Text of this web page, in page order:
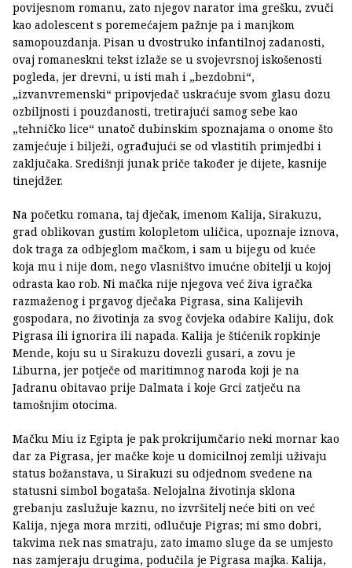
povijesnom romanu, zato njegov narator ima grešku, zvuči
kao adolescent s poremećajem pažnje pa i manjkom
samopouzdanja. Pisan u dvostruko infantilnoj zadanosti,
ovaj romaneskni tekst izlaže se u svojevrsnoj iskošenosti
pogleda, jer drevni, u isti mah i „bezdobni“,
„izvanvremenski“ pripovjedač uskraćuje svom glasu dozu
ozbiljnosti i pouzdanosti, tretirajući samog sebe kao
„tehničko lice“ unatoč dubinskim spoznajama o onome što
zamjećuje i bilježi, ograđujući se od vlastitih primjedbi i
zaključaka. Središnji junak priče također je dijete, kasnije
tinejdžer.
Na početku romana, taj dječak, imenom Kalija, Sirakuzu,
grad oblikovan gustim kolopletom uličica, upoznaje iznova,
dok traga za odbjeglom mačkom, i sam u bijegu od kuće
koja mu i nije dom, nego vlasništvo imućne obitelji u kojoj
odrasta kao rob. Ni mačka nije njegova već živa igračka
razmaženog i prgavog dječaka Pigrasa, sina Kalijevih
gospodara, no životinja za svog čovjeka odabire Kaliju, dok
Pigrasa ili ignorira ili napada. Kalija je štićenik ropkinje
Mende, koju su u Sirakuzu dovezli gusari, a zovu je
Liburna, jer potječe od maritimnog naroda koji je na
Jadranu obitavao prije Dalmata i koje Grci zatječu na
tamošnjim otocima.
Mačku Miu iz Egipta je pak prokrijumčario neki mornar kao
dar za Pigrasa, jer mačke koje u domicilnoj zemlji uživaju
status božanstava, u Sirakuzi su odjednom svedene na
statusni simbol bogataša. Nelojalna životinja sklona
grebanju zaslužuje kaznu, no izvršitelj neće biti on već
Kalija, njega mora mrziti, odlučuje Pigras; mi smo dobri,
takvima nek nas smatraju, zato imamo sluge da se umjesto
nas zamjeraju drugima, podučila je Pigrasa majka. Kalija,